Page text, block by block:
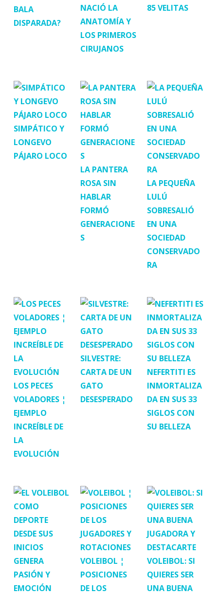
BALA
DISPARADA?
NACIÓ LA
ANATOMÍA Y
LOS PRIMEROS
CIRUJANOS
85 VELITAS
SIMPÁTICO Y
LONGEVO
PÁJARO LOCO
LA PANTERA
ROSA SIN
HABLAR
FORMÓ
GENERACIONE
S
LA PEQUEÑA
LULÚ
SOBRESALIÓ
EN UNA
SOCIEDAD
CONSERVADO
RA
LOS PECES
VOLADORES ¦
EJEMPLO
INCREÍBLE DE
LA
EVOLUCIÓN
SILVESTRE:
CARTA DE UN
GATO
DESESPERADO
NEFERTITI ES
INMORTALIZA
DA EN SUS 33
SIGLOS CON
SU BELLEZA
VOLEIBOL ¦
POSICIONES
DE LOS
VOLEIBOL: SI
QUIERES SER
UNA BUENA